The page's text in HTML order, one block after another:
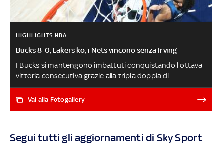
HIGHLIGHTS NBA
Bucks 8-0, Lakers ko, i Nets vincono senza Irving
I Bucks si mantengono imbattuti conquistando l'ottava
vittoria consecutiva grazie alla tripla doppia di
Antetokounmpo. La difesa dei Lakers crolla contro Utah
(Fontecchio in campo nell'ultimo minuto di gioco), i Nets
Doncic firma l'ottavo 'trentello' consecutivo battendo
Vai alla Fotogallery
Segui tutti gli aggiornamenti di Sky Sport